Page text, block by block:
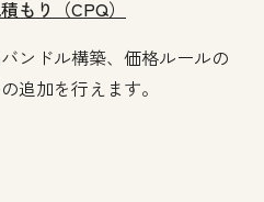
もり（CPQ）
ンドル構築、価格ルールの
追加を行えます。